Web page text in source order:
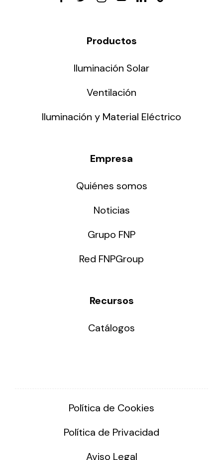
Productos
Iluminación Solar
Ventilación
Iluminación y Material Eléctrico
Empresa
Quiénes somos
Noticias
Grupo FNP
Red FNPGroup
Recursos
Catálogos
Política de Cookies
Política de Privacidad
Aviso Legal